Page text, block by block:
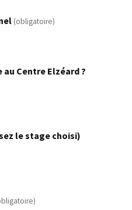
(obligatoire)
Centre Elzéard ?
le stage choisi)